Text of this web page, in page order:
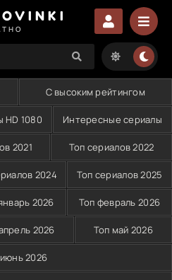
С высоким рейтингом
HD 1080 Интересные сериалы
2021 Топ сериалов 2022
2024 Топ сериалов 2025
2026 Топ февраль 2026
2026 Топ май 2026
2026